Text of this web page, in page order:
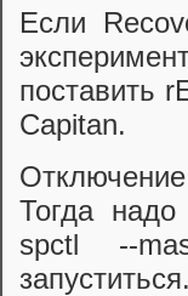
Если
поставить
Capitan.
Тогда
spctl --